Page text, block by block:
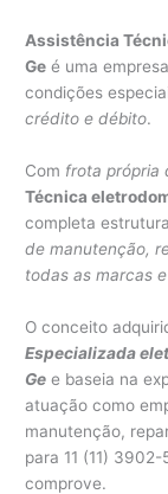
Assistência
Ge é uma
condições
crédito e débito.
Com frota própria
Técnica
completa
de manutenção,
todas as marcas
O conceito
Especializada
Ge e baseia na
atuação como
manutenção,
para 11 (11)
comprove.